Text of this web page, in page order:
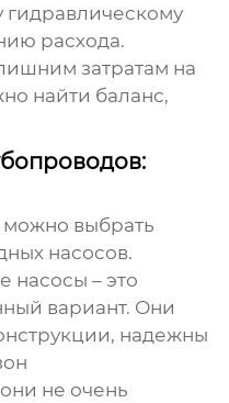
расхода.
затратам на
найти баланс,
можно выбрать
насосов.
насосы – это
вариант. Они
надежны
не очень